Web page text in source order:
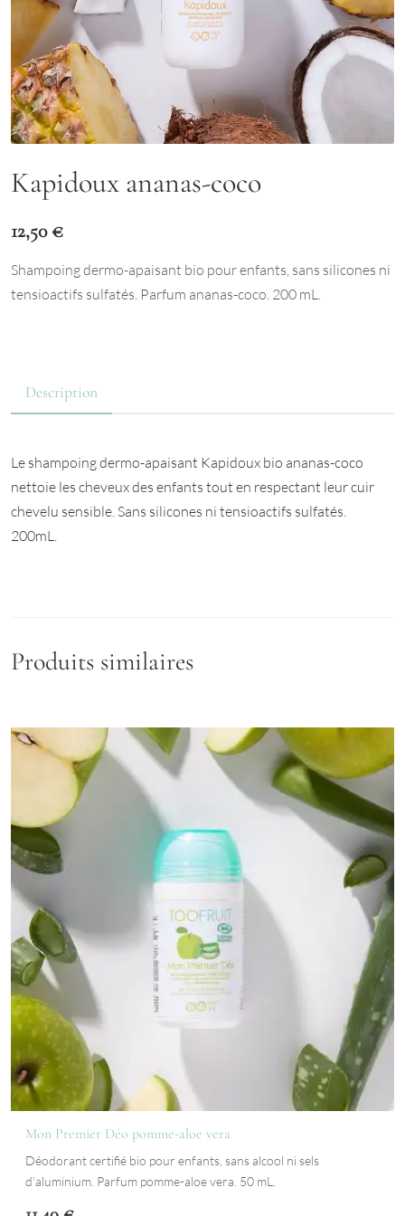
Kapidoux ananas-coco
12,50€
Shampoing dermo-apaisant bio pour enfants, sans silicones ni
tensioactifs sulfatés. Parfum ananas-coco. 200 mL.
Description
Le shampoing dermo-apaisant Kapidoux bio ananas-coco
nettoie les cheveux des enfants tout en respectant leur cuir
chevelu sensible. Sans silicones ni tensioactifs sulfatés.
200mL.
Produits similaires
Mon Premier Déo pomme-aloe vera
Déodorant certifié bio pour enfants, sans alcool ni sels
d'aluminium. Parfum pomme-aloe vera. 50 mL.